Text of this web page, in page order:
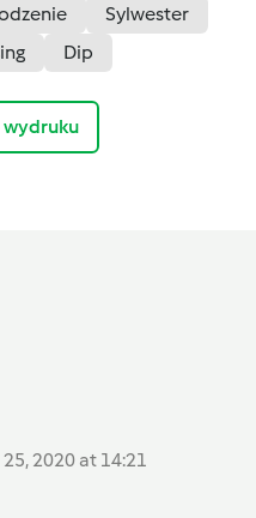
Sylwester
Dip
2020 at 14:21